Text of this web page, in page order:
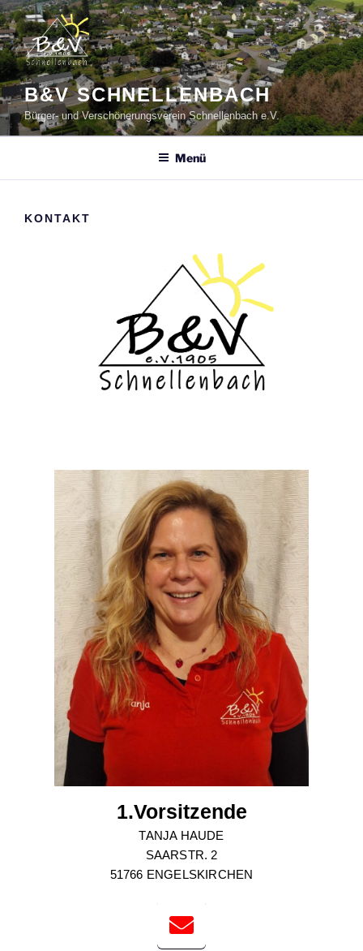
B&V SCHNELLENBACH
Bürger- und Verschönerungsverein Schnellenbach e.V.
Menü
KONTAKT
1.Vorsitzende
TANJA HAUDE
SAARSTR. 2
51766 ENGELSKIRCHEN